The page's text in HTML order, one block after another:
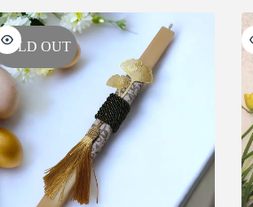
SOLD OUT